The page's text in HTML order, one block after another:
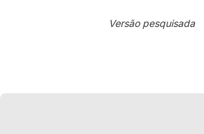
Versão pesquisada